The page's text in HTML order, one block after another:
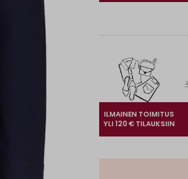
ILMAINEN TOIMITUS
YLI 120 € TILAUKSIIN